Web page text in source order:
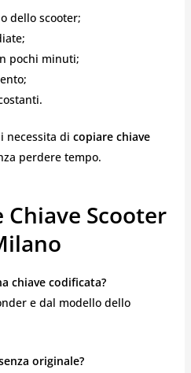
dello scooter;
pochi minuti;
necessita di copiare chiave
perdere tempo.
Chiave Scooter
chiave codificata?
e dal modello dello
originale?